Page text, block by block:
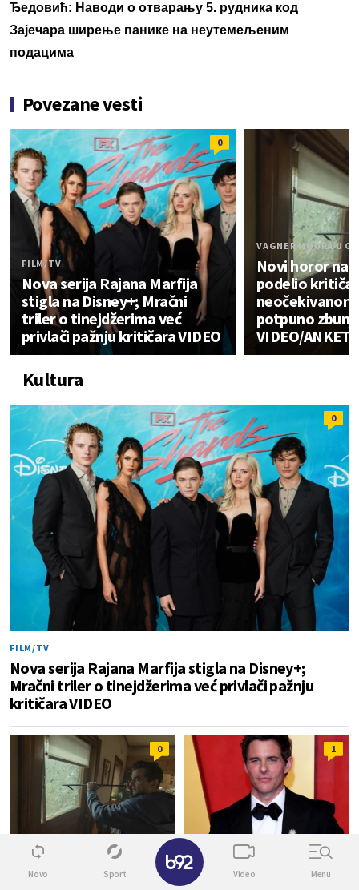
Ђедовић: Наводи о отварању 5. рудника код
Зајечара ширење панике на неутемељеним
подацима
Povezane vesti
0
FILM/TV
Nova serija Rajana Marfija
stigla na Disney+; Mračni
triler o tinejdžerima već
privlači pažnju kritičara VIDEO
VAGNER MOURA U
Novi horor na
podelio
potpuno
VIDEO/ANKETA
Kultura
0
FILM/TV
Nova serija Rajana Marfija stigla na Disney+;
Mračni triler o tinejdžerima već privlači pažnju
kritičara VIDEO
0
VAGNER MOURA U GLAVNOJ
ULOZI
1
FILM/TV
Poznati glumac otkrio zbog
Novo Sport Video Menu
✕